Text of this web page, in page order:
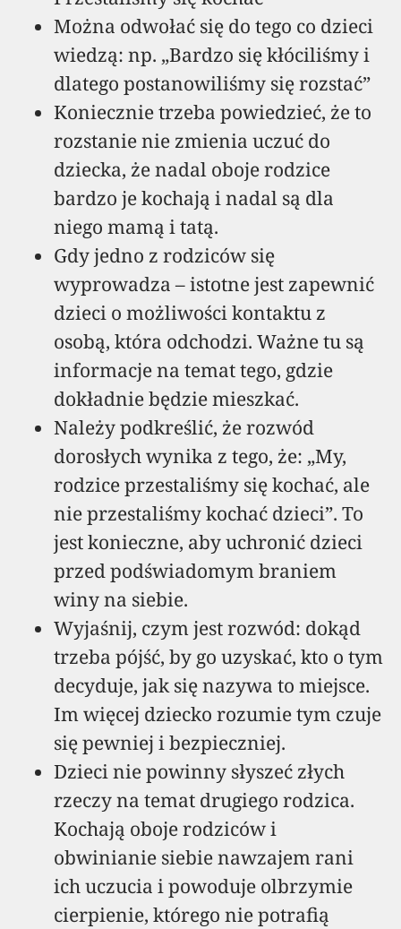
Można odwołać się do tego co dzieci
wiedzą: np. „Bardzo się kłóciliśmy i
dlatego postanowiliśmy się rozstać”
Koniecznie trzeba powiedzieć, że to
rozstanie nie zmienia uczuć do
dziecka, że nadal oboje rodzice
bardzo je kochają i nadal są dla
niego mamą i tatą.
Gdy jedno z rodziców się
wyprowadza – istotne jest zapewnić
dzieci o możliwości kontaktu z
osobą, która odchodzi. Ważne tu są
informacje na temat tego, gdzie
dokładnie będzie mieszkać.
Należy podkreślić, że rozwód
dorosłych wynika z tego, że: „My,
rodzice przestaliśmy się kochać, ale
nie przestaliśmy kochać dzieci”. To
jest konieczne, aby uchronić dzieci
przed podświadomym braniem
winy na siebie.
Wyjaśnij, czym jest rozwód: dokąd
trzeba pójść, by go uzyskać, kto o tym
decyduje, jak się nazywa to miejsce.
Im więcej dziecko rozumie tym czuje
się pewniej i bezpieczniej.
Dzieci nie powinny słyszeć złych
rzeczy na temat drugiego rodzica.
Kochają oboje rodziców i
obwinianie siebie nawzajem rani
ich uczucia i powoduje olbrzymie
cierpienie, którego nie potrafią